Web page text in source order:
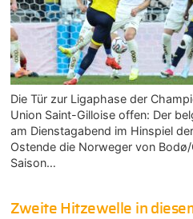
Die Tür zur Ligaphase der
Union Saint-Gilloise offen: Der
am Dienstagabend im Hinspiel
Ostende die Norweger von
Saison…
Zweite Hitzewelle in